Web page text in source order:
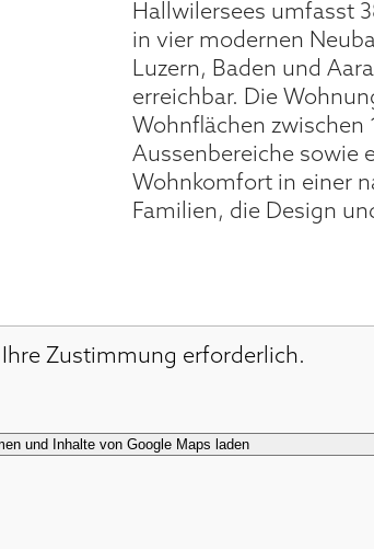
Hallwilersees umfasst
in vier modernen
Luzern, Baden und
erreichbar. Die
Wohnflächen zwischen
Aussenbereiche sowie
Wohnkomfort in einer
Familien, die Design
Zustimmung erforderlich.
und Inhalte von Google Maps laden